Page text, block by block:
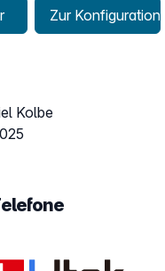
Zur
Kolbe